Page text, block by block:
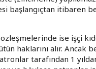
başlangıçtan itibaren
ise işçi
haklarını alır. Ancak
tarafından 1